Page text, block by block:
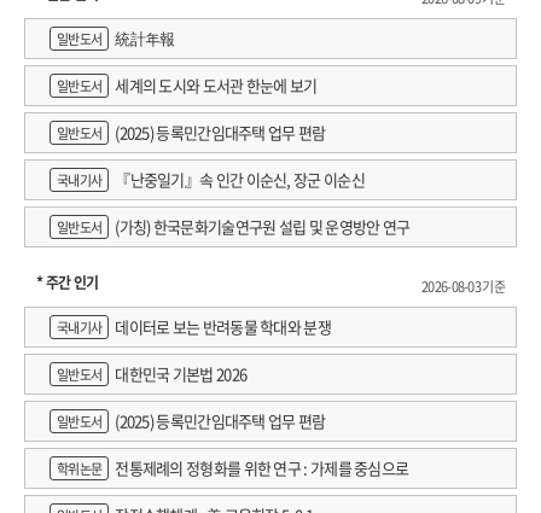
일반도서
統計年報
일반도서 세계의 도시와 도서관 한눈에 보기
일반도서 (2025) 등록민간임대주택 업무 편람
국내기사 『난중일기』속 인간 이순신, 장군 이순신
일반도서 (가칭) 한국문화기술연구원 설립 및 운영방안 연구
* 주간 인기
2026-08-03 기준
국내기사
데이터로 보는 반려동물 학대와 분쟁
일반도서 대한민국 기본법 2026
일반도서 (2025) 등록민간임대주택 업무 편람
학위논문 전통제례의 정형화를 위한 연구 : 가제를 중심으로